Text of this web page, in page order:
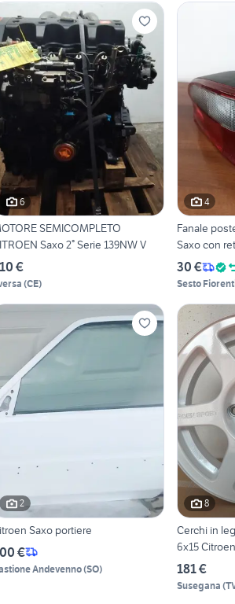
6
SEMICOMPLETO
Saxo 2° Serie 139NW V
€
(CE)
4
Fanale
Saxo con
30 €
Sesto
2
Saxo portiere
€
Andevenno(SO)
8
Cerchi in
6x15
181 €
Susegana (